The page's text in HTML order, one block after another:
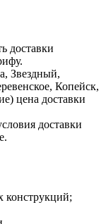
доставки
Звездный,
Копейск,
цена доставки
доставки
конструкций;